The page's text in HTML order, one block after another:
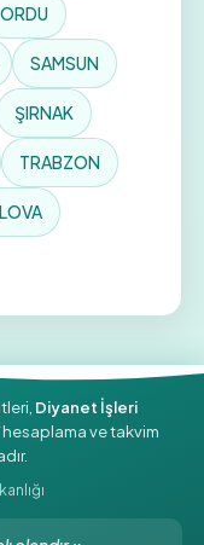
ORDU
SAMSUN
ŞIRNAK
TRABZON
Diyanet İşleri
hesaplama ve takvim